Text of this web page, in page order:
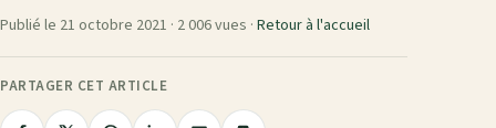
Publié le 21 octobre 2021 · 2 006 vues · Retour à l'accueil
PARTAGER CET ARTICLE